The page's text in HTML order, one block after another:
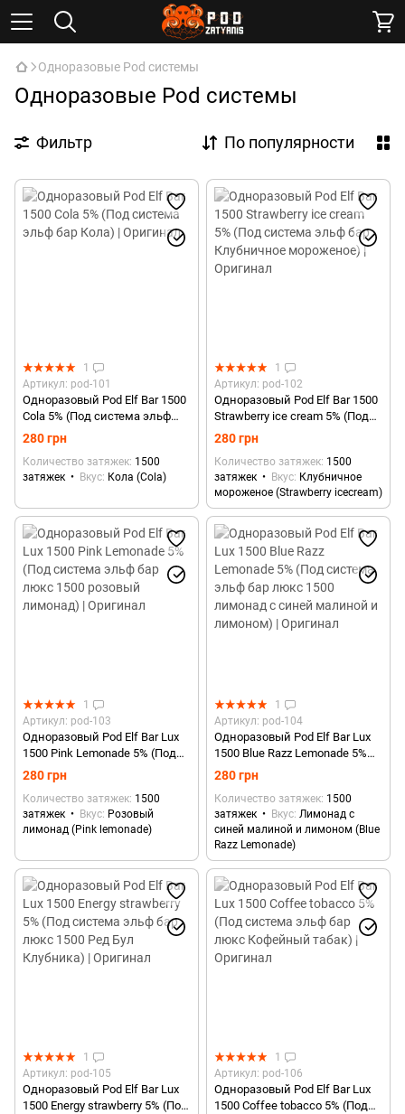
Одноразовые Pod системы
Одноразовые Pod системы
Фильтр По популярности
1
Артикул: pod-101
Одноразовый Pod Elf Bar 1500
Cola 5% (Под система эльф
бар Кола) | Оригинал
280 грн
Количество затяжек 1500
затяжек
Вкус Кола (Cola)
1
Артикул: pod-102
Одноразовый Pod Elf Bar 1500
Strawberry ice cream 5% (Под
система эльф бар Клубничное
мороженое) | Оригинал
280 грн
Количество затяжек 1500
затяжек
Вкус Клубничное
мороженое (Strawberry icecream)
1
Артикул: pod-103
Одноразовый Pod Elf Bar Lux
1500 Pink Lemonade 5% (Под
система эльф бар люкс 1500
розовый лимонад) | Оригинал
280 грн
Количество затяжек 1500
затяжек
Вкус Розовый
лимонад (Pink lemonade)
1
Артикул: pod-104
Одноразовый Pod Elf Bar Lux
1500 Blue Razz Lemonade 5%
(Под система эльф бар люкс
1500 лимонад с синей
малиной и лимоном) |
Оригинал
280 грн
Количество затяжек 1500
затяжек
Вкус Лимонад с
синей малиной и лимоном (Blue
Razz Lemonade)
1
Артикул: pod-105
Одноразовый Pod Elf Bar Lux
1500 Energy strawberry 5% (Под
1
Артикул: pod-106
Одноразовый Pod Elf Bar Lux
1500 Coffee tobacco 5% (Под